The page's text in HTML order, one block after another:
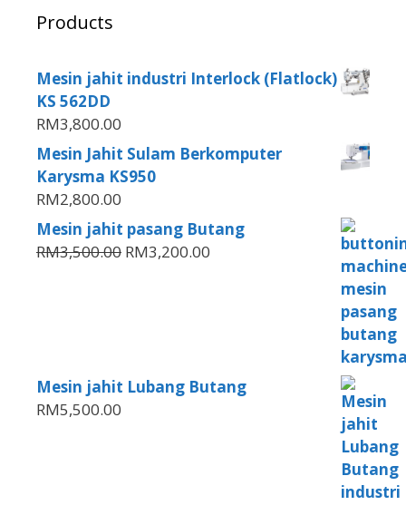
Products
Mesin jahit industri Interlock (Flatlock)
KS 562DD
RM3,800.00
Mesin Jahit Sulam Berkomputer
Karysma KS950
RM2,800.00
Mesin jahit pasang Butang
RM3,500.00 RM3,200.00
Mesin jahit Lubang Butang
RM5,500.00